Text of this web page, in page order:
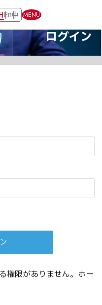
En中 MENU
ログイン
権限がありません。 ホー